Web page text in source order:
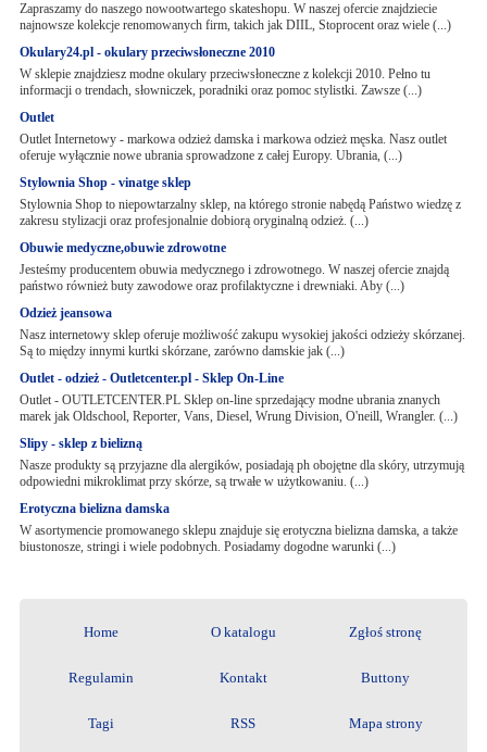
Zapraszamy do naszego nowootwartego skateshopu. W naszej ofercie znajdziecie
najnowsze kolekcje renomowanych firm, takich jak DIIL, Stoprocent oraz wiele (...)
Okulary24.pl - okulary przeciwsłoneczne 2010
W sklepie znajdziesz modne okulary przeciwsłoneczne z kolekcji 2010. Pełno tu
informacji o trendach, słowniczek, poradniki oraz pomoc stylistki. Zawsze (...)
Outlet
Outlet Internetowy - markowa odzież damska i markowa odzież męska. Nasz outlet
oferuje wyłącznie nowe ubrania sprowadzone z całej Europy. Ubrania, (...)
Stylownia Shop - vinatge sklep
Stylownia Shop to niepowtarzalny sklep, na którego stronie nabędą Państwo wiedzę z
zakresu stylizacji oraz profesjonalnie dobiorą oryginalną odzież. (...)
Obuwie medyczne,obuwie zdrowotne
Jesteśmy producentem obuwia medycznego i zdrowotnego. W naszej ofercie znajdą
państwo również buty zawodowe oraz profilaktyczne i drewniaki. Aby (...)
Odzież jeansowa
Nasz internetowy sklep oferuje możliwość zakupu wysokiej jakości odzieży skórzanej.
Są to między innymi kurtki skórzane, zarówno damskie jak (...)
Outlet - odzież - Outletcenter.pl - Sklep On-Line
Outlet - OUTLETCENTER.PL Sklep on-line sprzedający modne ubrania znanych
marek jak Oldschool, Reporter, Vans, Diesel, Wrung Division, O'neill, Wrangler. (...)
Slipy - sklep z bielizną
Nasze produkty są przyjazne dla alergików, posiadają ph obojętne dla skóry, utrzymują
odpowiedni mikroklimat przy skórze, są trwałe w użytkowaniu. (...)
Erotyczna bielizna damska
W asortymencie promowanego sklepu znajduje się erotyczna bielizna damska, a także
biustonosze, stringi i wiele podobnych. Posiadamy dogodne warunki (...)
Home O katalogu Zgłoś stronę
Regulamin Kontakt Buttony
Tagi RSS Mapa strony